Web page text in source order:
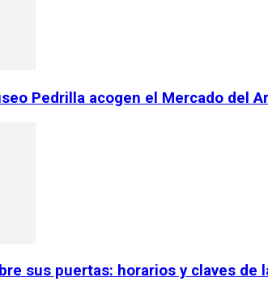
Pedrilla acogen el Mercado del
sus puertas: horarios y claves de